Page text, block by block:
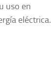
uso en
eléctrica.